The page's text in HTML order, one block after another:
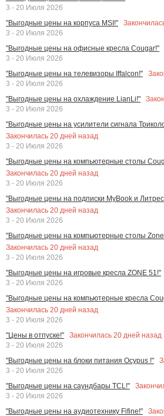
3 - 20 Июля 2026
"Выгодные цены на корпуса MSI!"
3 - 20 Июля 2026
"Выгодные цены на офисные кресла Cougar!"
3 - 20 Июля 2026
"Выгодные цены на телевизоры Iffalcon!"
3 - 20 Июля 2026
"Выгодные цены на охлаждение LianLi!"
3 - 20 Июля 2026
"Выгодные цены на усилители сигнала
Закончилась 20 дней назад
3 - 20 Июля 2026
"Выгодные цены на компьютерные столы
Закончилась 20 дней назад
3 - 20 Июля 2026
"Выгодные цены на подписки MyBook и
Закончилась 20 дней назад
3 - 20 Июля 2026
"Выгодные цены на компьютерные столы
Закончилась 20 дней назад
3 - 20 Июля 2026
"Выгодные цены на игровые кресла ZONE 51!"
3 - 20 Июля 2026
"Выгодные цены на компьютерные кресла
Закончилась 20 дней назад
3 - 20 Июля 2026
"Цены в отпуске!"
Закончилась 20 дней назад
3 - 20 Июля 2026
"Выгодные цены на блоки питания Ocypus !"
3 - 20 Июля 2026
"Выгодные цены на саундбары TCL!"
3 - 20 Июля 2026
"Выгодные цены на аудиотехнику Fifine!"